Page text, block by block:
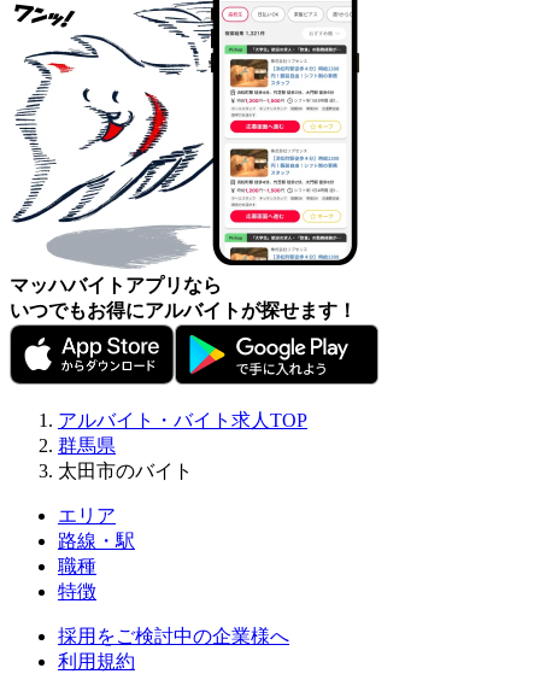
マッハバイトアプリなら
いつでもお得にアルバイトが探せます！
アルバイト・バイト求人TOP
群馬県
太田市のバイト
エリア
路線・駅
職種
特徴
採用をご検討中の企業様へ
利用規約